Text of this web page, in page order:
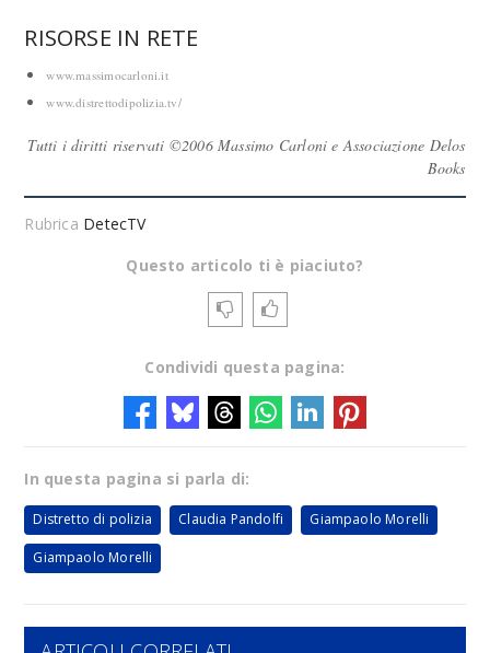
RISORSE IN RETE
www.massimocarloni.it
www.distrettodipolizia.tv/
Tutti i diritti riservati ©2006 Massimo Carloni e Associazione Delos
Books
Rubrica DetecTV
Questo articolo ti è piaciuto?
Condividi questa pagina:
In questa pagina si parla di:
Distretto di polizia Claudia Pandolfi Giampaolo Morelli
Giampaolo Morelli